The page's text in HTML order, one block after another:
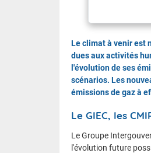
Le climat à venir est
dues aux activités
l'évolution de ses
scénarios. Les
émissions de gaz à
Le GIEC, les
Le Groupe
l'évolution future